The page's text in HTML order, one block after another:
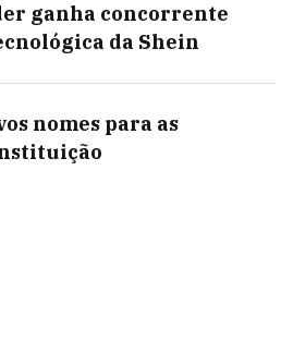
ganha concorrente
da Shein
nomes para as